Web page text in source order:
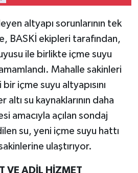
altyapı sorunlarının tek
BASKİ ekipleri tarafından,
ile birlikte içme suyu
Mahalle sakinleri
içme suyu altyapısını
su kaynaklarının daha
amacıyla açılan sondaj
su, yeni içme suyu hattı
ulaştırıyor.
VE ADİL HİZMET